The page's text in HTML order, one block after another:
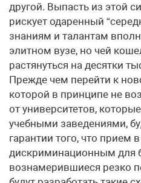
другой. Выпасть из этой
рискует одаренный
знаниям и талантам
элитном вузе, но чей
растянуться на десятки
Прежде чем перейти к
которой в принципе не
от университетов,
учебными заведениями,
гарантии того, что прием
дискриминационным для
вознамерившиеся резко